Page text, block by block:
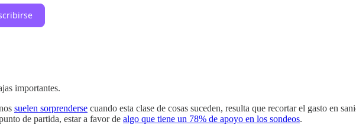
importantes.
suelen sorprenderse cuando esta clase de cosas suceden, resulta que recortar el gasto en
de partida, estar a favor de algo que tiene un 78% de apoyo en los sondeos.